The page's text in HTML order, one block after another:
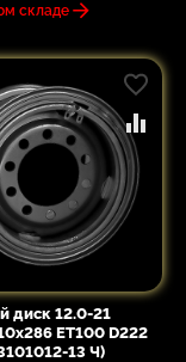
складе
диск 12.0-21
ET100 D222
13 Ч)